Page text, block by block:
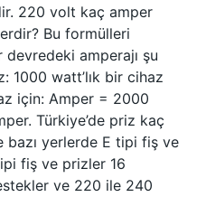
220 volt kaç amper
Bu formülleri
amperajı şu
1000 watt’lık bir cihaz
için: Amper = 2000
Türkiye’de priz kaç
bazı yerlerde E tipi fiş ve
fiş ve prizler 16
ve 220 ile 240